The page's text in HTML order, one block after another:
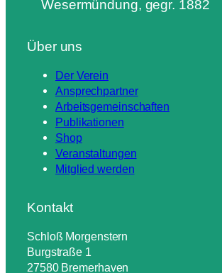
Wesermündung, gegr. 1882
Über uns
Der Verein
Ansprechpartner
Arbeitsgemeinschaften
Publikationen
Shop
Veranstaltungen
Mitglied werden
Kontakt
Schloß Morgenstern
Burgstraße 1
27580 Bremerhaven